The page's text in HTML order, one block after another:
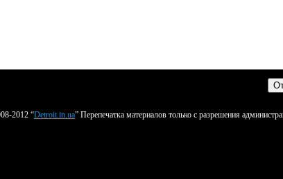
2012 “Detroit.in.ua” Перепечатка материалов только с разрешения